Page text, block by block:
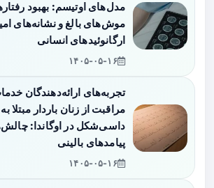
مدل‌های اوتیسم: بهبود
موش‌های بالغ و نشانه‌های
ارگانوئیدهای انسانی
۱۴۰۵-۰۵-۱۶
تجربه‌های ارائه‌دهندگان
مراقبت از زنان باردار مبتلا
داسی‌شکل در اوگاندا:
پیامدهای بالینی
۱۴۰۵-۰۵-۱۶